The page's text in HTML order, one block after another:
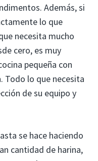
Además, si
lo que
necesita mucho
cero, es muy
pequeña con
Todo lo que necesita
de su equipo y
se hace haciendo
cantidad de harina,